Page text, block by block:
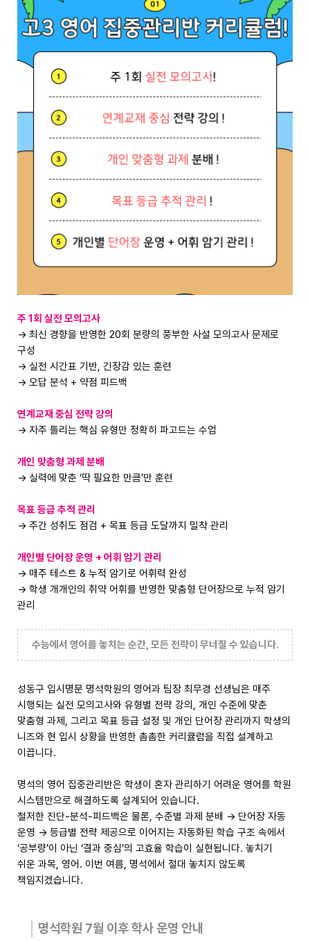
주 1회 실전 모의고사
→ 최신 경향을 반영한 20회 분량의 풍부한 사설 모의고사 문제로
구성
→ 실전 시간표 기반, 긴장감 있는 훈련
→ 오답 분석 + 약점 피드백
연계교재 중심 전략 강의
→ 자주 틀리는 핵심 유형만 정확히 파고드는 수업
개인 맞춤형 과제 분배
→ 실력에 맞춘 ‘딱 필요한 만큼’만 훈련
목표 등급 추적 관리
→ 주간 성취도 점검 + 목표 등급 도달까지 밀착 관리
개인별 단어장 운영 + 어휘 암기 관리
→ 매주 테스트 & 누적 암기로 어휘력 완성
→ 학생 개개인의 취약 어휘를 반영한 맞춤형 단어장으로 누적 암기
관리
수능에서 영어를 놓치는 순간, 모든 전략이 무너질 수 있습니다.
성동구 입시명문 명석학원의 영어과 팀장 최무경 선생님은 매주
시행되는 실전 모의고사와 유형별 전략 강의, 개인 수준에 맞춘
맞춤형 과제, 그리고 목표 등급 설정 및 개인 단어장 관리까지 학생의
니즈와 현 입시 상황을 반영한 촘촘한 커리큘럼을 직접 설계하고
이끕니다.
명석의 영어 집중관리반은 학생이 혼자 관리하기 어려운 영어를 학원
시스템만으로 해결하도록 설계되어 있습니다.
철저한 진단-분석-피드백은 물론, 수준별 과제 분배 → 단어장 자동
운영 → 등급별 전략 제공으로 이어지는 자동화된 학습 구조 속에서
‘공부량’이 아닌 ‘결과 중심’의 고효율 학습이 실현됩니다. 놓치기
쉬운 과목, 영어. 이번 여름, 명석에서 절대 놓치지 않도록
책임지겠습니다.
명석학원 7월 이후 학사 운영 안내